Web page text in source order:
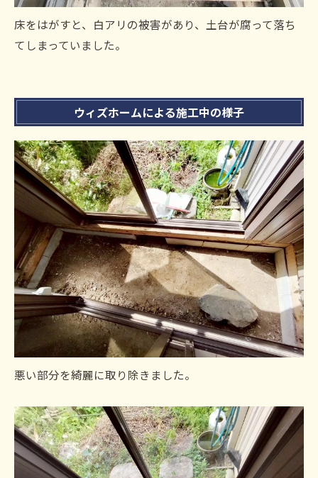
床をはがすと、白アリの被害があり、土台が腐って落ち
てしまっていました。
ウィズホームによる施工中の様子
悪い部分を綺麗に取り除きました。